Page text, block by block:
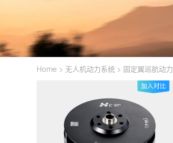
Home > 无人机动力系统 > 固定翼巡航动力